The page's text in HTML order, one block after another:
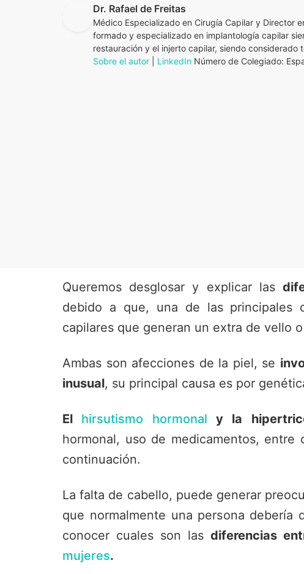
Dr. Rafael de Freitas
Médico Especializado en Cirugía Capilar y Director
formado y especializado en implantología capilar
restauración y el injerto capilar, siendo
Sobre el autor
LinkedIn Número de Colegiado:
Queremos desglosar y explicar las
debido a que, una de las principales
capilares que generan un extra de vello
Ambas son afecciones de la piel, se
inusual, su principal causa es por
El hirsutismo hormonal y la
hormonal, uso de medicamentos,
continuación.
La falta de cabello, puede generar
que normalmente una persona
conocer cuales son las diferencias
mujeres.